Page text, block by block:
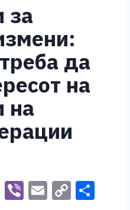
за
да
на
на
W Vi E C